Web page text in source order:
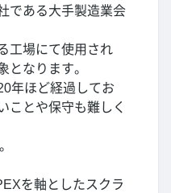
である大手製造業会
工場にて使用され
となります。
年ほど経過してお
ことや保守も難しく
を軸としたスクラ